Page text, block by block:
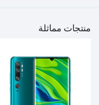
منتجات مماثلة